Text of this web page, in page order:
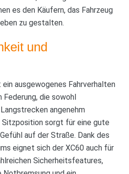
es den Käufern, das Fahrzeug
zu gestalten.
und
ausgewogenes Fahrverhalten
die sowohl
angenehm
sorgt für eine gute
auf der Straße. Dank des
eignet sich der XC60 auch für
Sicherheitsfeatures,